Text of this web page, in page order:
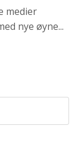
medier
nye øyne...